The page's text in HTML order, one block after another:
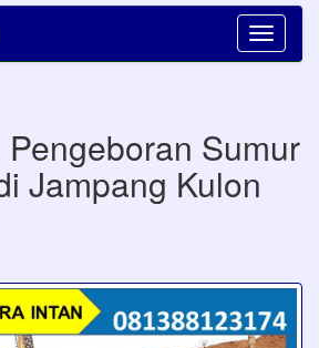
Toggle
Pengeboran Sumur
Jampang Kulon